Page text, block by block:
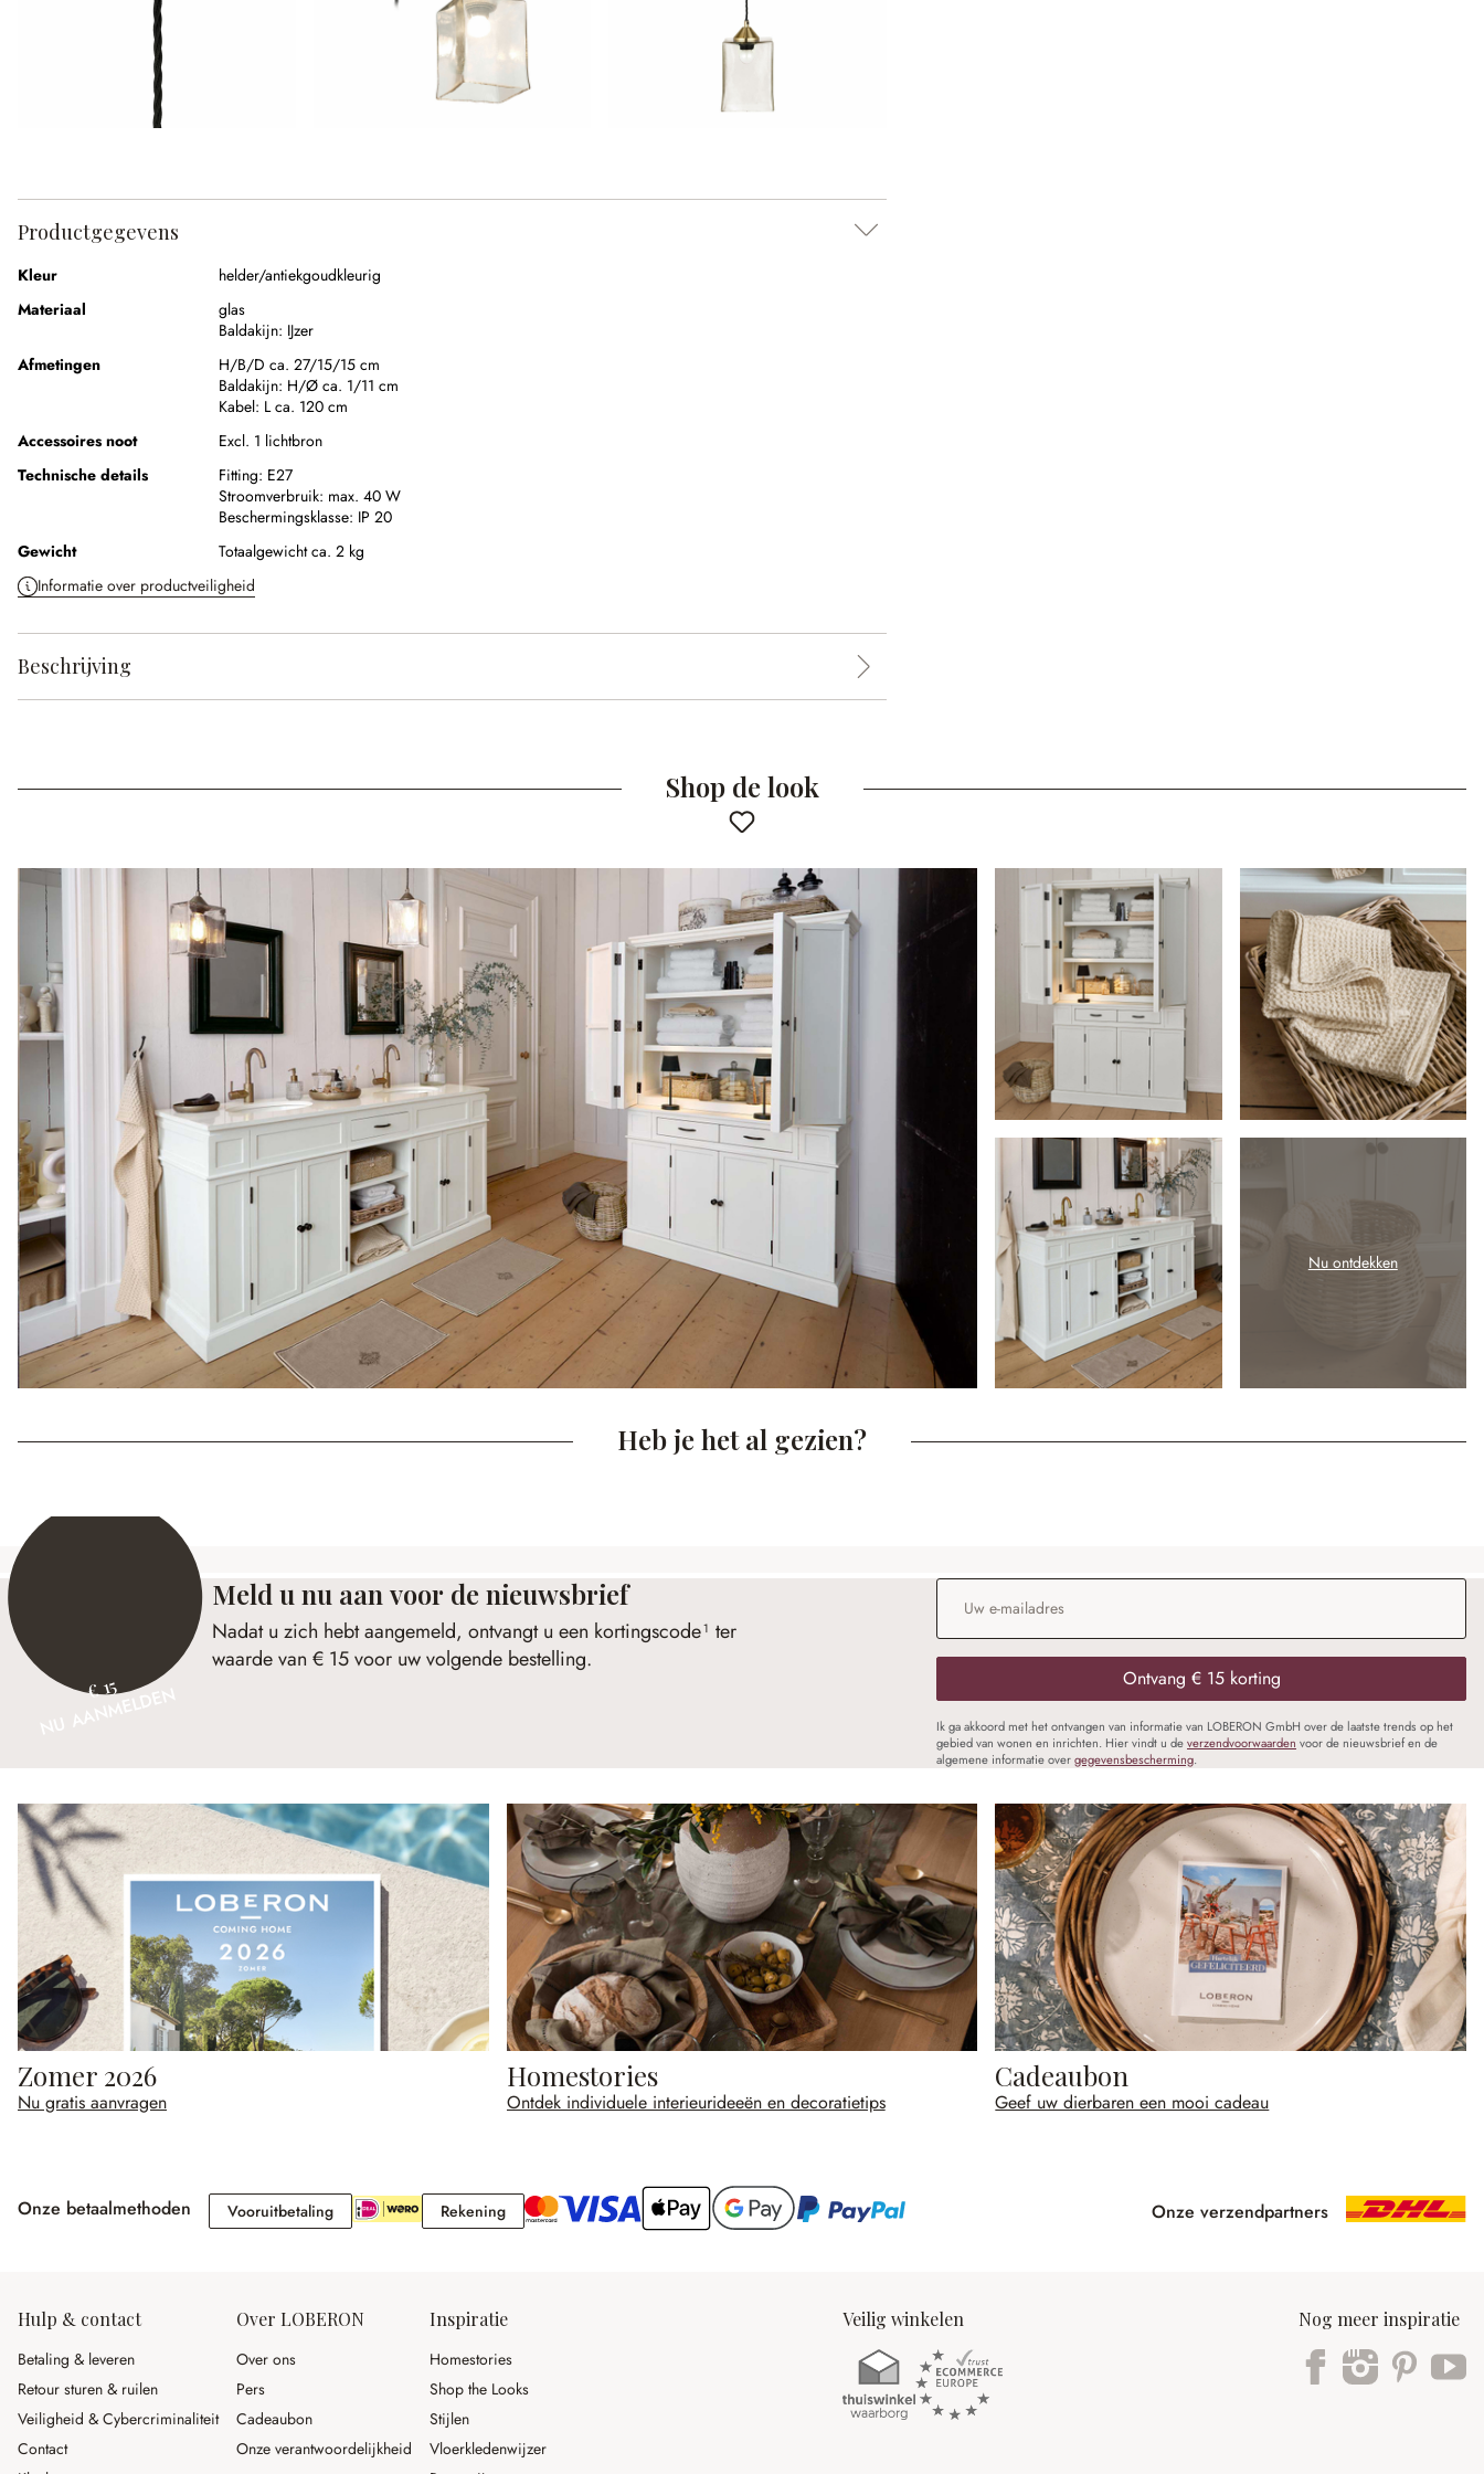
Productgegevens
Kleur
helder/antiekgoudkleurig
Materiaal
glas
Baldakijn: IJzer
Afmetingen
H/B/D ca. 27/15/15 cm
Baldakijn: H/Ø ca. 1/11 cm
Kabel: L ca. 120 cm
Accessoires noot
Excl. 1 lichtbron
Technische details
Fitting: E27
Stroomverbruik: max. 40 W
Beschermingsklasse: IP 20
Gewicht
Totaalgewicht ca. 2 kg
Informatie over productveiligheid
Beschrijving
Shop de look
Nu ontdekken
Heb je het al gezien?
€ 15
NU AANMELDEN
Meld u nu aan voor de nieuwsbrief
Nadat u zich hebt aangemeld, ontvangt u een kortingscode¹ ter
waarde van € 15 voor uw volgende bestelling.
E-mailadres
Ontvang € 15 korting
Ik ga akkoord met het ontvangen van informatie van LOBERON GmbH over de laatste trends op het
gebied van wonen en inrichten. Hier vindt u deverzendvoorwaarden voor de nieuwsbrief en de
algemene informatie overgegevensbescherming.
Zomer 2026
Nu gratis aanvragen
Homestories
Ontdek individuele interieurideeën en decoratietips
Cadeaubon
Geef uw dierbaren een mooi cadeau
Onze betaalmethoden VooruitbetalingVooruitbetaling RekeningRekening Onze verzendpartners
Hulp & contact
Betaling & leveren
Retour sturen & ruilen
Veiligheid & Cybercriminaliteit
Contact
Over LOBERON
Over ons
Pers
Cadeaubon
Onze verantwoordelijkheid
Inspiratie
Homestories
Shop the Looks
Stijlen
Vloerkledenwijzer
Veilig winkelen Nog meer inspiratie